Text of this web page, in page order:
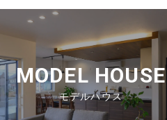
MODEL HOUSE
モデルハウス